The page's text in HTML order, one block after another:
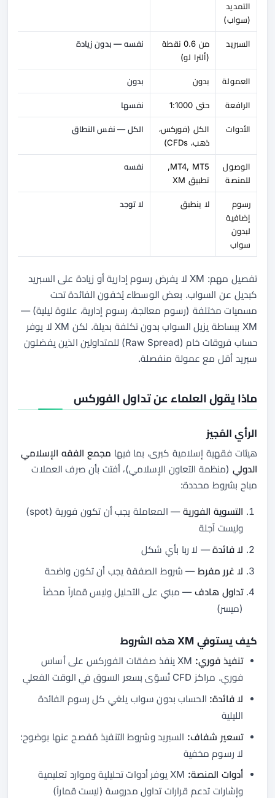
التمديد
(سواب)
السبريد
من 0.6 نقطة
(ألترا لو)
نفسه — بدون زيادة
العمولة بدون بدون
الرافعة حتى 1:1000 نفسها
الأدوات
الكل (فوركس،
ذهب، CFDs)
الكل — نفس النطاق
الوصول
للمنصة
MT4, MT5,
تطبيق XM
نفسه
رسوم
إضافية
لبدون
سواب
لا ينطبق لا توجد
تفصيل مهم: XM لا يفرض رسوم إدارية أو زيادة على السبريد
كبديل عن السواب. بعض الوسطاء يُخفون الفائدة تحت
مسميات مختلفة (رسوم معالجة، رسوم إدارية، علاوة ليلية) —
XM ببساطة يزيل السواب بدون تكلفة بديلة. لكن XM لا يوفر
حساب فروقات خام (Raw Spread) للمتداولين الذين يفضلون
سبريد أقل مع عمولة منفصلة.
ماذا يقول العلماء عن تداول الفوركس
الرأي المُجيز
هيئات فقهية إسلامية كبرى، بما فيها مجمع الفقه الإسلامي
الدولي (منظمة التعاون الإسلامي)، أفتت بأن صرف العملات
مباح بشروط محددة:
التسوية الفورية
— المعاملة يجب أن تكون فورية (spot)
وليست آجلة
لا فائدة— لا ربا بأي شكل
لا غرر مفرط — شروط الصفقة يجب أن تكون واضحة
تداول هادف — مبني على التحليل وليس قماراً محضاً
(ميسر)
كيف يستوفي XM هذه الشروط
تنفيذ فوري:
XM ينفذ صفقات الفوركس على أساس
فوري. مراكز CFD تُسوّى بسعر السوق في الوقت الفعلي
لا فائدة: الحساب بدون سواب يلغي كل رسوم الفائدة
الليلية
تسعير شفاف: السبريد وشروط التنفيذ مُفصح عنها بوضوح؛
لا رسوم مخفية
أدوات المنصة:
XM يوفر أدوات تحليلية وموارد تعليمية
وإشارات تدعم قرارات تداول مدروسة (ليست قماراً)